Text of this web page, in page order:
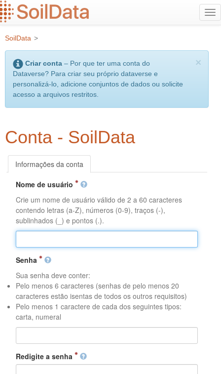
Ir
para
conteúdo
principal
SoilData >
×
Criar conta – Por que ter uma conta do
Dataverse? Para criar seu próprio dataverse e
personalizá-lo, adicione conjuntos de dados ou solicite
acesso a arquivos restritos.
Conta - SoilData
Informações da conta
Nome de usuário
Crie um nome de usuário válido de 2 a 60 caracteres
contendo letras (a-Z), números (0-9), traços (-),
sublinhados (_) e pontos (.).
Senha
Sua senha deve conter:
Pelo menos 6 caracteres (senhas de pelo menos 20
caracteres estão isentas de todos os outros requisitos)
Pelo menos 1 caractere de cada dos seguintes tipos:
carta, numeral
Redigite a senha